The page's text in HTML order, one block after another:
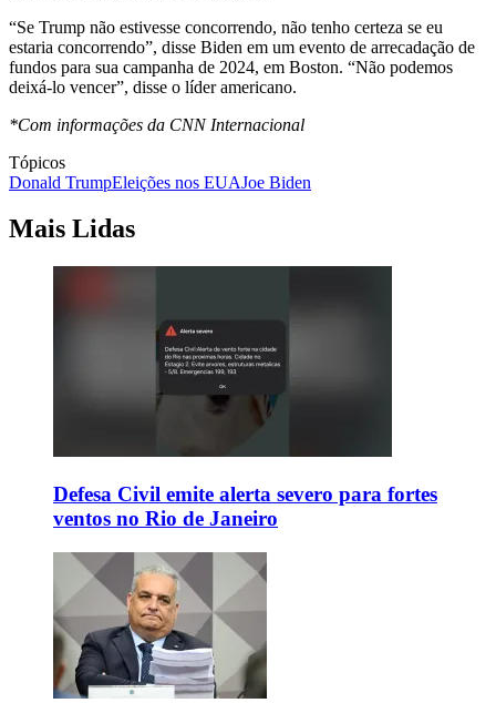
“Se Trump não estivesse concorrendo, não tenho certeza se eu
estaria concorrendo”, disse Biden em um evento de arrecadação de
fundos para sua campanha de 2024, em Boston. “Não podemos
deixá-lo vencer”, disse o líder americano.
*Com informações da CNN Internacional
Tópicos
Donald TrumpEleições nos EUAJoe Biden
Mais Lidas
Defesa Civil emite alerta severo para fortes
ventos no Rio de Janeiro